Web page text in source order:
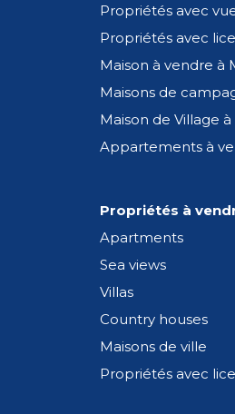
2
1
VENTE
295,000€
Vendue
pourriez être intéressé:
Propriétés avec
Propriétés avec
Maison à vendre à
Maisons de
Maison de Village
Appartements à
Propriétés à
Apartments
Sea views
Villas
Country houses
Maisons de ville
Propriétés avec